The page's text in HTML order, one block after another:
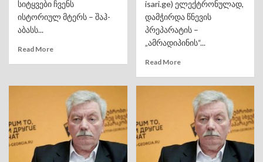
სიტყვები ჩვენს
ისტორიულ მტერს – შაჰ-
აბასს...
Read More
isari.ge) ელექტრონულად,
დამჭირდა წნევის
პრეპარატის –
„ამრადიპინის“...
Read More